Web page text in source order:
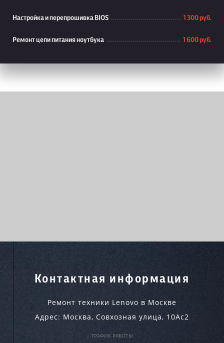
Настройка и перепрошивка BIOS 1 300 руб.
Ремонт цепи питания ноутбука 1 600 руб.
Контактная информация
Ремонт техники Lenovo в Москве
Адрес: Москва, Совхозная улица, 10Ас2
ГРАФИК РАБОТЫ